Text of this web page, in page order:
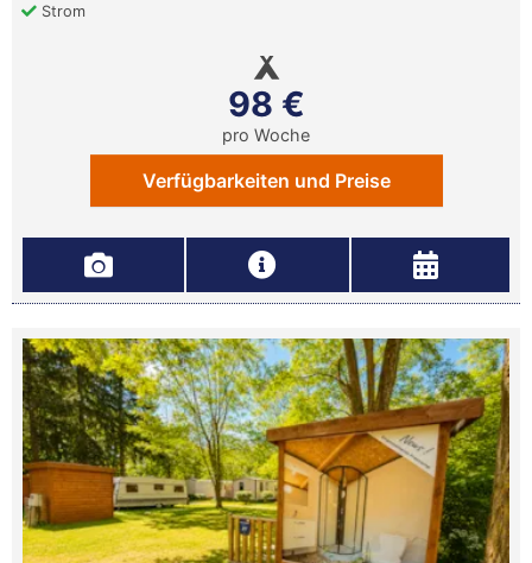
Strom
98 €
pro Woche
Verfügbarkeiten und Preise